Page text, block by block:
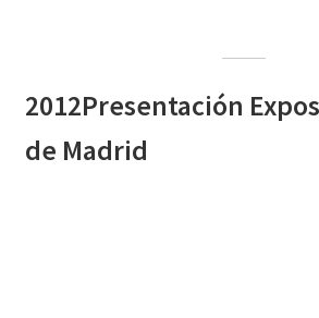
2012Presentación
de Madrid